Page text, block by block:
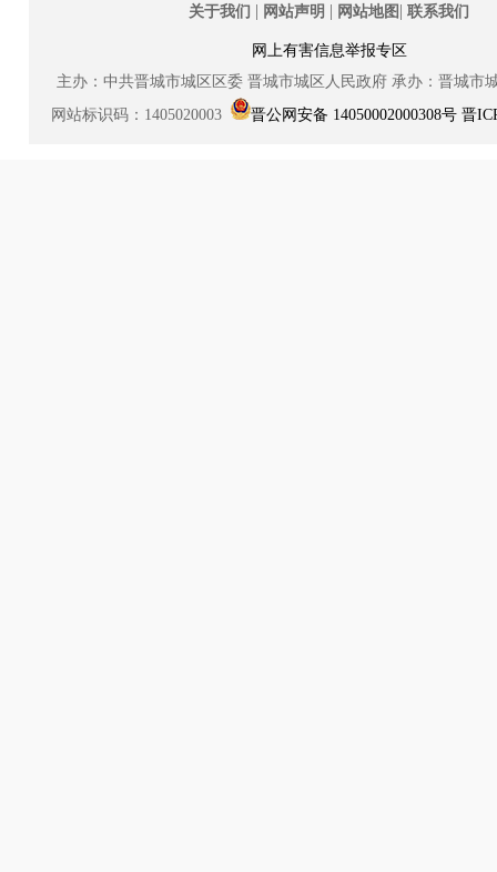
关于我们 | 网站声明 | 网站地图 | 联系我们
网上有害信息举报专区
主办：中共晋城市城区区委 晋城市城区人民政府 承办：晋城市
网站标识码：1405020003
晋公网安备 14050002000308号 晋